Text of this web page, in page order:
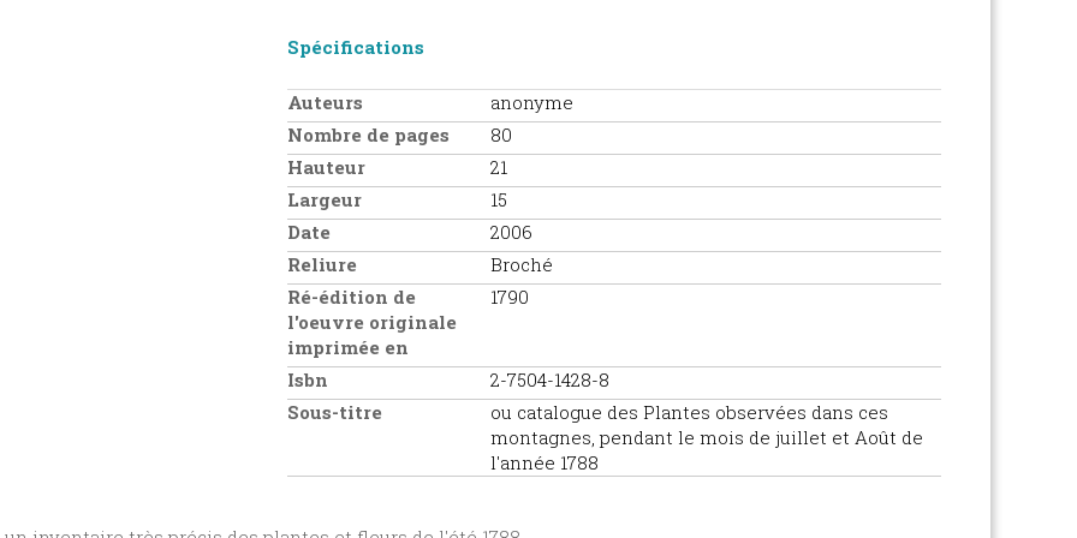
Spécifications
Auteurs
anonyme
Nombre de pages
80
Hauteur
21
Largeur
15
Date
2006
Reliure
Broché
Ré-édition de
l'oeuvre originale
imprimée en
1790
Isbn
2-7504-1428-8
Sous-titre
ou catalogue des Plantes observées dans ces
montagnes, pendant le mois de juillet et Août de
l'année 1788